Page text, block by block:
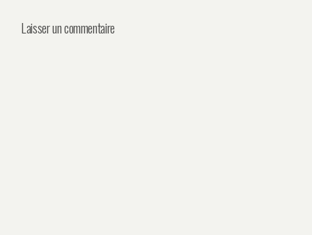
Laisser un commentaire